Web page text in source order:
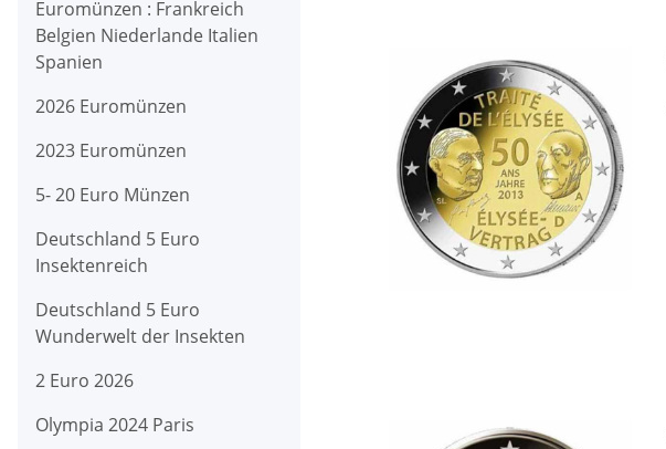
Euromünzen : Frankreich
Belgien Niederlande Italien
Spanien
2026 Euromünzen
2023 Euromünzen
5- 20 Euro Münzen
Deutschland 5 Euro
Insektenreich
Deutschland 5 Euro
Wunderwelt der Insekten
2 Euro 2026
Olympia 2024 Paris